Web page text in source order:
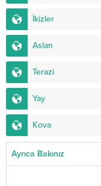
İkizler
Aslan
Terazi
Yay
Kova
Ayrıca Bakınız